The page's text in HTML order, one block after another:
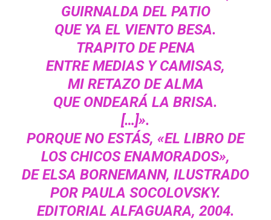
GUIRNALDA DEL PATIO
QUE YA EL VIENTO BESA.
TRAPITO DE PENA
ENTRE MEDIAS Y CAMISAS,
MI RETAZO DE ALMA
QUE ONDEARÁ LA BRISA.
[…]».
PORQUE NO ESTÁS, «EL LIBRO DE
LOS CHICOS ENAMORADOS»,
DEELSA BORNEMANN, ILUSTRADO
POR PAULA SOCOLOVSKY.
EDITORIAL ALFAGUARA, 2004.